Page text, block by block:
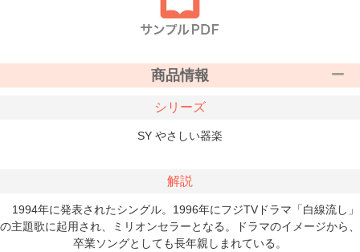
商品情報
シリーズ
SY やさしい器楽
解説
1994年に発表されたシングル。1996年にフジTVドラマ「白線流し」
の主題歌に起用され、ミリオンセラーとなる。ドラマのイメージから、
卒業ソングとしても長年親しまれている。